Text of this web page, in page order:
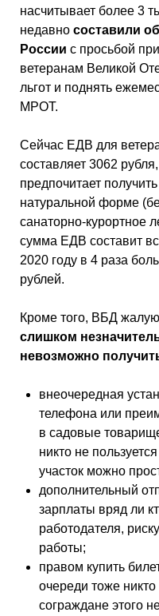
насчитывает более 3
недавносоставили
России с просьбой
ветеранам Великой
льгот и поднять
МРОТ.
Сейчас ЕДВ для
составляет 3062
предпочитает
натуральной форме
санаторно-курортное
сумма ЕДВ составит
2020 году в 4 раза
рублей.
Кроме того, ВБД
слишком
невозможно
внеочередная
телефона или
в садовые
никто не
участок можно
дополнительный
зарплаты вряд ли
работодателя,
работы;
правом купить
очереди тоже никто
сограждане этого